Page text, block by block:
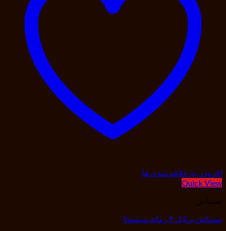
افزودن به علاقه مندی ها
Quick View
سمپاش
سمپاش پرتابل ۴ زمانه میتسوتا